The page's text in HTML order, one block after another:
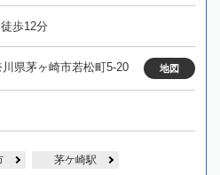
歩12分
県茅ヶ崎市若松町5-20 地図
茅ケ崎駅